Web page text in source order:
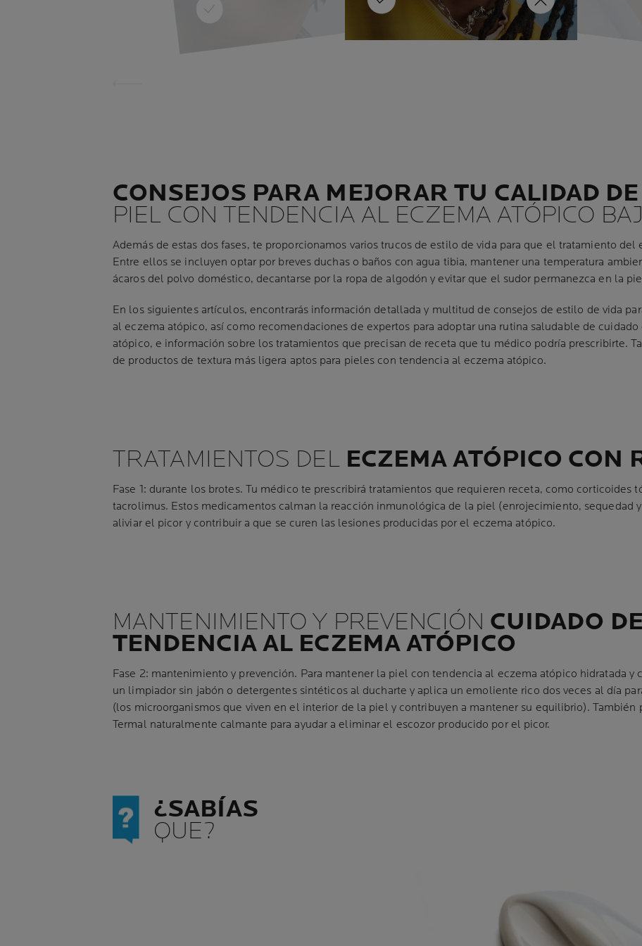
MÁS INFORMACIÓN MÁS INFORMACIÓN MÁS INFORMACIÓN
CONSEJOS PARA MEJORAR TU CALIDAD
PIEL CON TENDENCIA AL ECZEMA ATÓPICO
Además de estas dos fases, te proporcionamos varios trucos de estilo de vida para que el tratamiento
Entre ellos se incluyen optar por breves duchas o baños con agua tibia, mantener una temperatura
ácaros del polvo doméstico, decantarse por la ropa de algodón y evitar que el sudor permanezca en la
En los siguientes artículos, encontrarás información detallada y multitud de consejos de estilo de vida
al eczema atópico, así como recomendaciones de expertos para adoptar una rutina saludable de
atópico, e información sobre los tratamientos que precisan de receta que tu médico podría prescribirte.
de productos de textura más ligera aptos para pieles con tendencia al eczema atópico.
TRATAMIENTOS DEL ECZEMA ATÓPICO CON
Fase 1: durante los brotes. Tu médico te prescribirá tratamientos que requieren receta, como corticoides
tacrolimus. Estos medicamentos calman la reacción inmunológica de la piel (enrojecimiento, sequedad
aliviar el picor y contribuir a que se curen las lesiones producidas por el eczema atópico.
MANTENIMIENTO Y PREVENCIÓN CUIDADO
TENDENCIA AL ECZEMA ATÓPICO
Fase 2: mantenimiento y prevención. Para mantener la piel con tendencia al eczema atópico hidratada y
un limpiador sin jabón o detergentes sintéticos al ducharte y aplica un emoliente rico dos veces al día
(los microorganismos que viven en el interior de la piel y contribuyen a mantener su equilibrio). También
Termal naturalmente calmante para ayudar a eliminar el escozor producido por el picor.
¿SABÍAS
QUE?